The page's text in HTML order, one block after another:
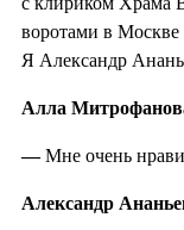
воротами в
Я Александр
Алла
—Мне очень
Александр